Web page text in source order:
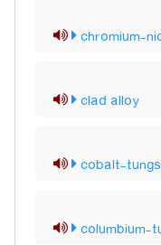
chromium-
clad alloy
cobalt-
columbium-